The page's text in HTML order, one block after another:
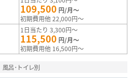
109,500 円/月～
初期費用他 22,000円～
1日当たり 3,300円～
115,500 円/月～
初期費用他 16,500円～
風呂･トイレ別